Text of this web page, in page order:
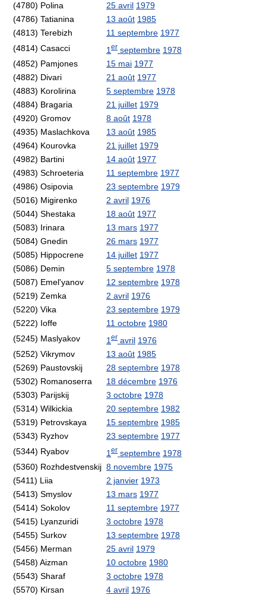
(4780) Polina
25 avril 1979
(4786) Tatianina
13 août 1985
(4813) Terebizh
11 septembre 1977
(4814) Casacci
1 er septembre 1978
(4852) Pamjones
15 mai 1977
(4882) Divari
21 août 1977
(4883) Korolirina
5 septembre 1978
(4884) Bragaria
21 juillet 1979
(4920) Gromov
8 août 1978
(4935) Maslachkova
13 août 1985
(4964) Kourovka
21 juillet 1979
(4982) Bartini
14 août 1977
(4983) Schroeteria
11 septembre 1977
(4986) Osipovia
23 septembre 1979
(5016) Migirenko
2 avril 1976
(5044) Shestaka
18 août 1977
(5083) Irinara
13 mars 1977
(5084) Gnedin
26 mars 1977
(5085) Hippocrene
14 juillet 1977
(5086) Demin
5 septembre 1978
(5087) Emel'yanov
12 septembre 1978
(5219) Zemka
2 avril 1976
(5220) Vika
23 septembre 1979
(5222) Ioffe
11 octobre 1980
(5245) Maslyakov
1 er avril 1976
(5252) Vikrymov
13 août 1985
(5269) Paustovskij
28 septembre 1978
(5302) Romanoserra
18 décembre 1976
(5303) Parijskij
3 octobre 1978
(5314) Wilkickia
20 septembre 1982
(5319) Petrovskaya
15 septembre 1985
(5343) Ryzhov
23 septembre 1977
(5344) Ryabov
1 er septembre 1978
(5360) Rozhdestvenskij 8 novembre 1975
(5411) Liia
2 janvier 1973
(5413) Smyslov
13 mars 1977
(5414) Sokolov
11 septembre 1977
(5415) Lyanzuridi
3 octobre 1978
(5455) Surkov
13 septembre 1978
(5456) Merman
25 avril 1979
(5458) Aizman
10 octobre 1980
(5543) Sharaf
3 octobre 1978
(5570) Kirsan
4 avril 1976